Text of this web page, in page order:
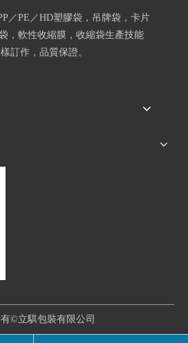
／PE／HD塑膠袋，吊牌袋，卡片
，軟性收縮膜，收縮袋生產技能
訂作，品質保證。
©立騏包裝有限公司